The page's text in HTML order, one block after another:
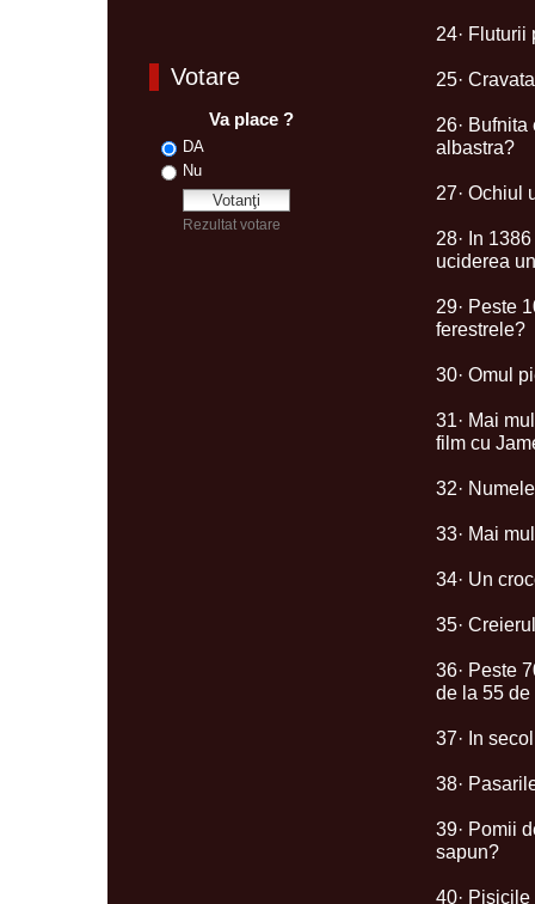
24·
25·
26·
albastra?
27· Ochiul
28· In
uciderea
29· Peste
ferestrele?
30· Omul
31· Mai
film cu
32·
33· Mai
34· Un
35·
36· Peste
de la 55
37· In
38·
39· Pomii
sapun?
40·
Votare